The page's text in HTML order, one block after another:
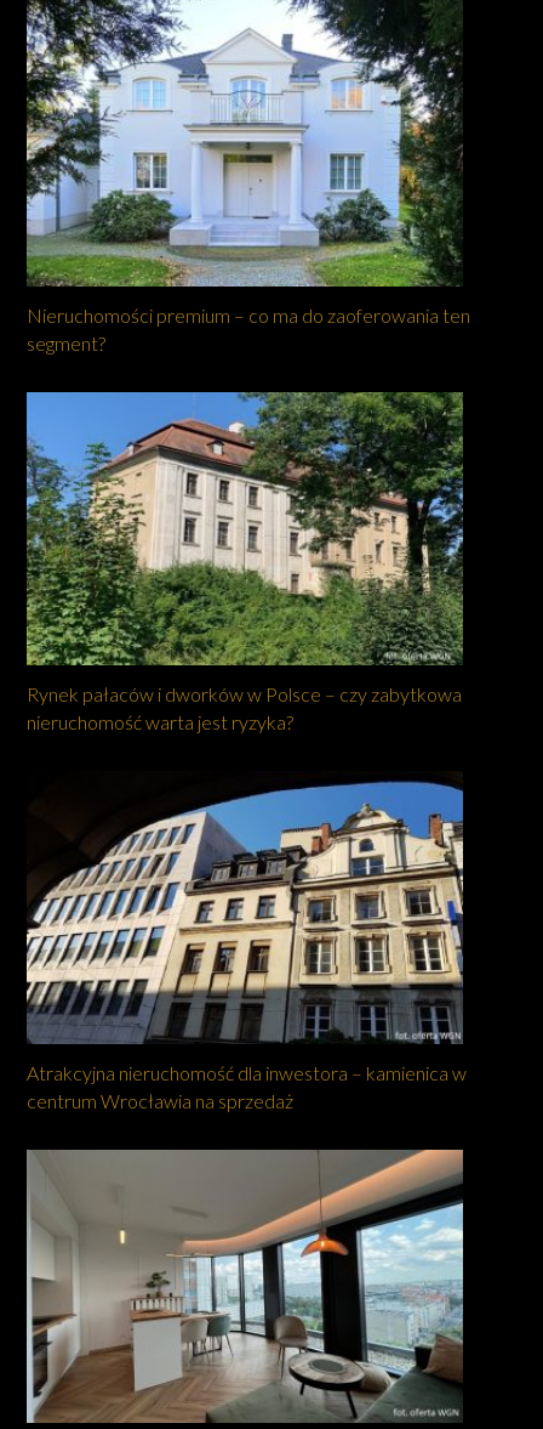
Nieruchomości premium – co ma do zaoferowania ten
segment?
Rynek pałaców i dworków w Polsce – czy zabytkowa
nieruchomość warta jest ryzyka?
Atrakcyjna nieruchomość dla inwestora – kamienica w
centrum Wrocławia na sprzedaż